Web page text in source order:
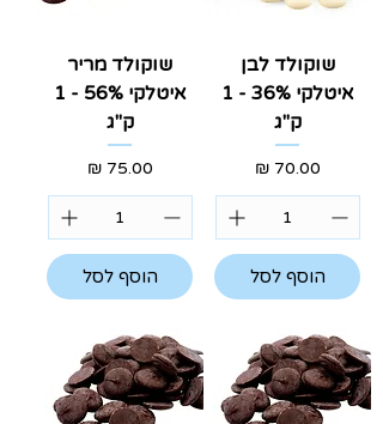
שוקולד לבן
איטלקי 36% - 1
ק"ג
מחיר
הוסף לסל
שוקולד מריר
איטלקי 56% - 1
ק"ג
מחיר
הוסף לסל